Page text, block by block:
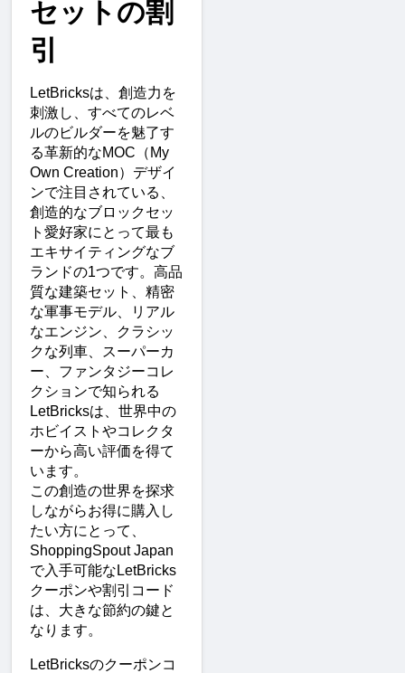
セットの割
引
LetBricksは、創造力を
刺激し、すべてのレベ
ルのビルダーを魅了す
る革新的なMOC（My
Own Creation）デザイ
ンで注目されている、
創造的なブロックセッ
ト愛好家にとって最も
エキサイティングなブ
ランドの1つです。高品
質な建築セット、精密
な軍事モデル、リアル
なエンジン、クラシッ
クな列車、スーパーカ
ー、ファンタジーコレ
クションで知られる
LetBricksは、世界中の
ホビイストやコレクタ
ーから高い評価を得て
います。
この創造の世界を探求
しながらお得に購入し
たい方にとって、
ShoppingSpout Japan
で入手可能なLetBricks
クーポンや割引コード
は、大きな節約の鍵と
なります。
LetBricksのクーポンコ